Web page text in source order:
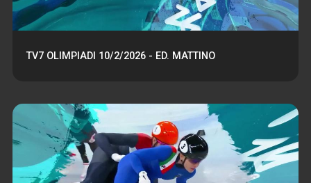
TV7 OLIMPIADI 10/2/2026 - ED. MATTINO